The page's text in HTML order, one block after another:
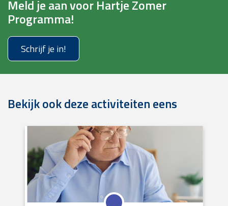
Meld je aan voor Hartje Zomer
Programma!
Schrijf je in!
Bekijk ook deze activiteiten eens